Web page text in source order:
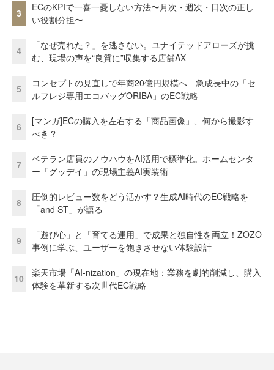
3
ECのKPIで一喜一憂しない方法〜月次・週次・日次の正し
い役割分担〜
4
「なぜ売れた？」を逃さない。ユナイテッドアローズが挑
む、現場の声を“良質に”収集する店舗AX
5
コンセプトの見直しで年商20億円規模へ 急成長中の「セ
ルフレジ専用エコバッグORIBA」のEC戦略
6
[マンガ]ECの購入を左右する「商品画像」、何から撮影す
べき？
7
ベテラン店員のノウハウをAI活用で標準化。ホームセンタ
ー「グッデイ」の現場主義AI実装術
8
圧倒的レビュー数をどう活かす？生成AI時代のEC戦略を
「and ST」が語る
9
「遊び心」と「育てる運用」で成果と独自性を両立！ZOZO
事例に学ぶ、ユーザーを飽きさせない体験設計
10
楽天市場「AI-nization」の現在地：業務を劇的削減し、購入
体験を革新する次世代EC戦略